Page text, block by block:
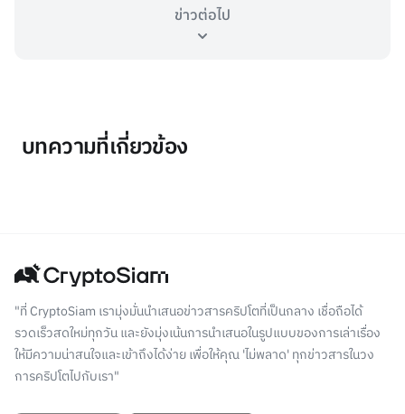
ข่าวต่อไป
บทความที่เกี่ยวข้อง
"ที่ CryptoSiam เรามุ่งมั่นนำเสนอข่าวสารคริปโตที่เป็นกลาง เชื่อถือได้
รวดเร็วสดใหม่ทุกวัน และยังมุ่งเน้นการนำเสนอในรูปแบบของการเล่าเรื่อง
ให้มีความน่าสนใจและเข้าถึงได้ง่าย เพื่อให้คุณ 'ไม่พลาด' ทุกข่าวสารในวง
การคริปโตไปกับเรา"